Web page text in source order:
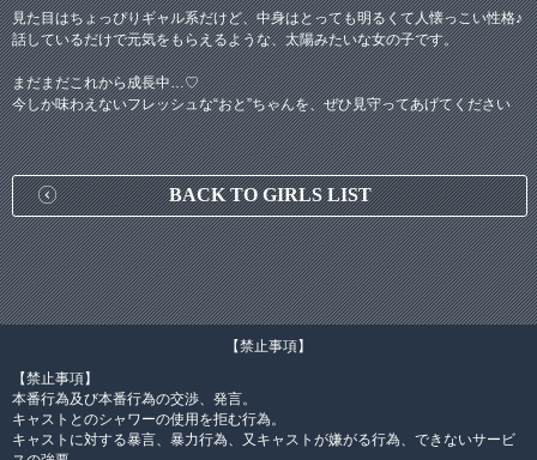
見た目はちょっぴりギャル系だけど、中身はとっても明るくて人懐っこい性格♪
話しているだけで元気をもらえるような、太陽みたいな女の子です。
まだまだこれから成長中…♡
今しか味わえないフレッシュな“おと”ちゃんを、ぜひ見守ってあげてください
BACK TO GIRLS LIST
【禁止事項】
【禁止事項】
本番行為及び本番行為の交渉、発言。
キャストとのシャワーの使用を拒む行為。
キャストに対する暴言、暴力行為、又キャストが嫌がる行為、できないサービ